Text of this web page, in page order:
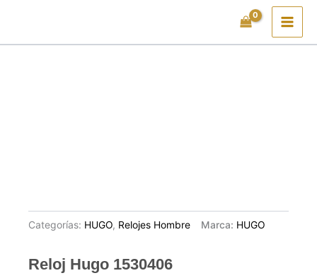
contenido
Categorías: HUGO, Relojes Hombre Marca: HUGO
Reloj Hugo 1530406